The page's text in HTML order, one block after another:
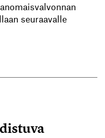
seuraavalle